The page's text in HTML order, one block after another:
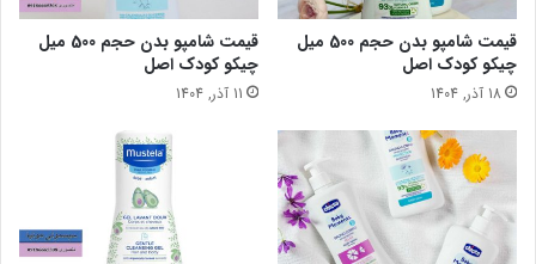
قیمت شامپو بدن حجم 500 میل
چیکو کودک اصل
18 آذر, 1404
قیمت شامپو بدن حجم 500 میل
چیکو کودک اصل
11 آذر, 1404